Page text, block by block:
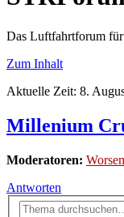
Das Luftfahrtforum für
Zum Inhalt
Aktuelle Zeit: 8.
Millenium
Moderatoren: Worsen
Antworten